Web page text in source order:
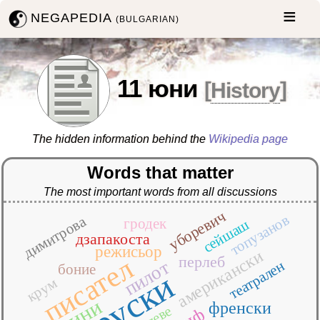
NEGAPEDIA(BULGARIAN)
11 юни [History]
The hidden information behind the Wikipedia page
Words that matter
The most important words from all discussions
писателпилотамерикански
френски
режисьор
дзапакоста
перлеб
уборевич
боние
гродек
димитрова
крум
сейшаш
театрален
топузанов